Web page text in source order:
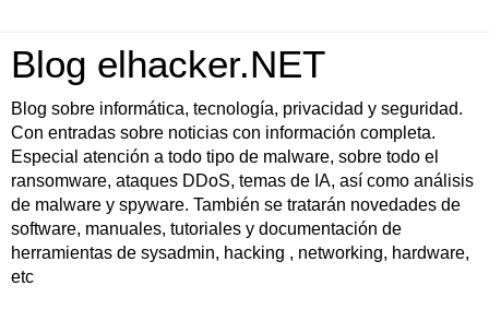
Blog elhacker.NET
Blog sobre informática, tecnología, privacidad y seguridad.
Con entradas sobre noticias con información completa.
Especial atención a todo tipo de malware, sobre todo el
ransomware, ataques DDoS, temas de IA, así como análisis
de malware y spyware. También se tratarán novedades de
software, manuales, tutoriales y documentación de
herramientas de sysadmin, hacking , networking, hardware,
etc